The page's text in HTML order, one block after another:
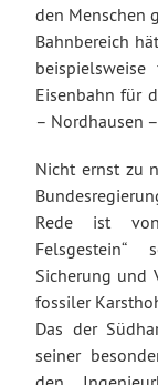
den Menschen
Bahnbereich
Eisenbahn für
– Nordhausen
Nicht ernst zu
Rede ist
Felsgestein“
Sicherung und
fossiler
Das der
seiner